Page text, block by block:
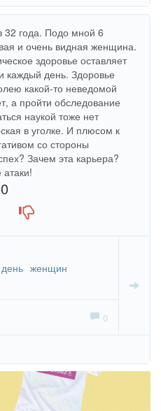
32 года. Подо мной 6
и очень видная женщина.
здоровье оставляет
каждый день. Здоровье
какой-то неведомой
а пройти обследование
наукой тоже нет
в уголке. И плюсом к
со стороны
Зачем эта карьера?
0
день женщин
0